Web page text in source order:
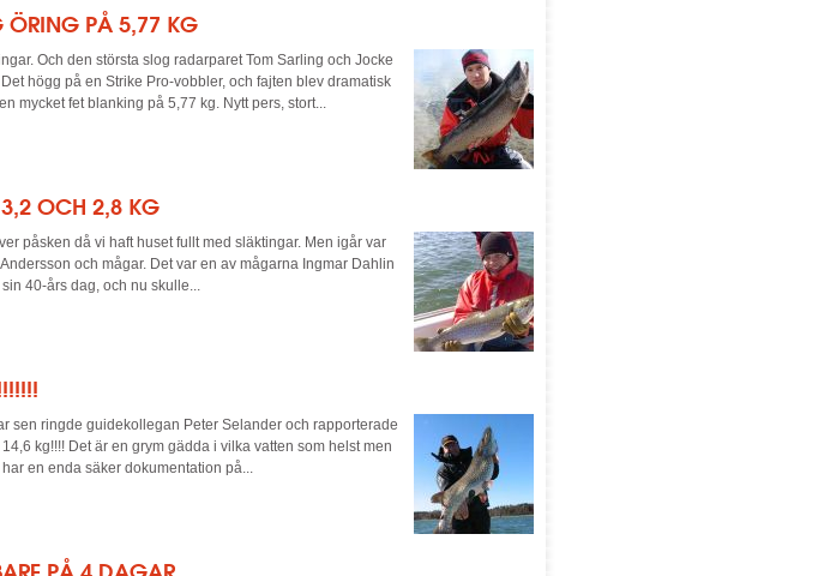
ÖRING PÅ 5,77 KG
Och den största slog radarparet Tom Sarling och Jocke
högg på en Strike Pro-vobbler, och fajten blev dramatisk
mycket fet blanking på 5,77 kg. Nytt pers, stort...
OCH 2,8 KG
påsken då vi haft huset fullt med släktingar. Men igår var
och mågar. Det var en av mågarna Ingmar Dahlin
40-års dag, och nu skulle...
sen ringde guidekollegan Peter Selander och rapporterade
kg!!!! Det är en grym gädda i vilka vatten som helst men
en enda säker dokumentation på...